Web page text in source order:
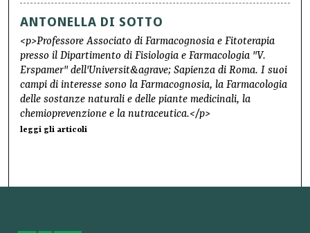
ANTONELLA DI SOTTO
<p>Professore Associato di Farmacognosia e Fitoterapia
presso il Dipartimento di Fisiologia e Farmacologia "V.
Erspamer" dell'Universit&agrave; Sapienza di Roma. I suoi
campi di interesse sono la Farmacognosia, la Farmacologia
delle sostanze naturali e delle piante medicinali, la
chemioprevenzione e la nutraceutica.</p>
leggi gli articoli